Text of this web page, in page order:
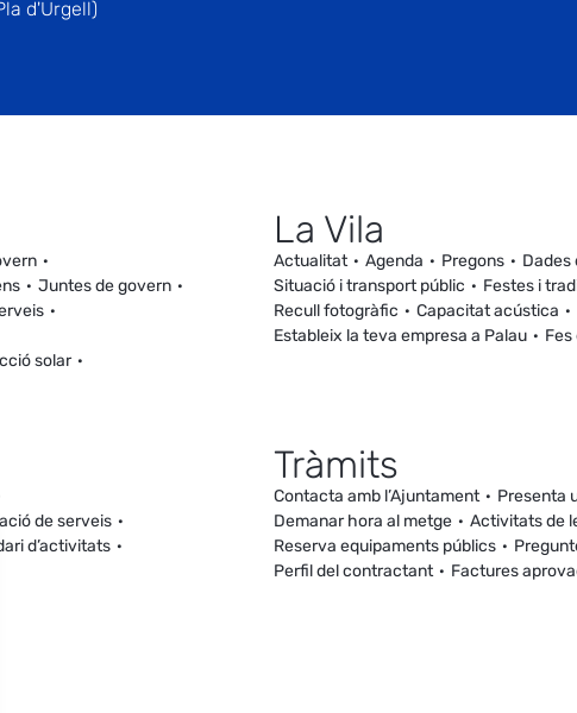
d'Urgell)
Juntes de govern
solar
La Vila
Actualitat Agenda Pregons Dades
Situació i transport públic
Festes i
Recull fotogràfic
Capacitat acústica
Estableix la teva empresa a Palau
de serveis
d’activitats
Tràmits
Contacta amb l’Ajuntament Presenta
Demanar hora al metge
Activitats de
Reserva equipaments públics
Perfil del contractant
Factures